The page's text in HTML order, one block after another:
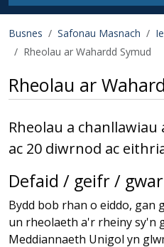
Busnes Safonau Masnach
Rheolau ar Wahardd Symud
Rheolau ar
Rheolau a
ac 20 diwrnod ac
Defaid / geifr /
Bydd bob rhan o eiddo, gan
un rheolaeth a'r rheiny sy'n
Meddiannaeth Unigol yn